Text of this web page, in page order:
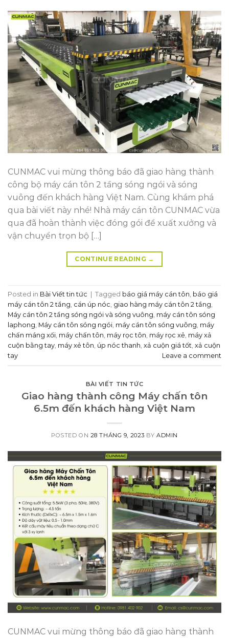
CUNMAC vui mừng thông báo đã giao hàng thành
công bộ máy cán tôn 2 tầng sóng ngói và sóng
vuông đến khách hàng Việt Nam. Cùng khám phá
qua bài viết này nhé! Nhà máy cán tôn CUNMAC vừa
qua đã hoàn thành việc đóng gói để xuất xưởng và
vận chuyển trọn bộ […]
CONTINUE READING →
Posted in Bài Viết tin tức Tagged báo giá máy cán tôn báo giá
máy cán tôn 2 tầng cán úp nóc giao hàng máy cán tôn 2 tầng
Máy cán tôn 2 tầng sóng ngói và sóng vuông máy cán tôn sóng
laphong Máy cán tôn sóng ngói máy cán tôn sóng vuông máy
chấn máng xối máy chấn tôn máy rọc tôn máy rọc xẻ máy xả
cuộn bằng tay máy xẻ tôn úp nóc thanh xả cuộn giá tốt xả cuộn
tay
Leave a comment
BÀI VIẾT TIN TỨC
Giao hàng thành công Máy chấn tôn
6.5m đến khách hàng Việt Nam
POSTED ON 28 THÁNG 9, 2023 BY ADMIN
CUNMAC vui mừng thông báo đã giao hàng thành